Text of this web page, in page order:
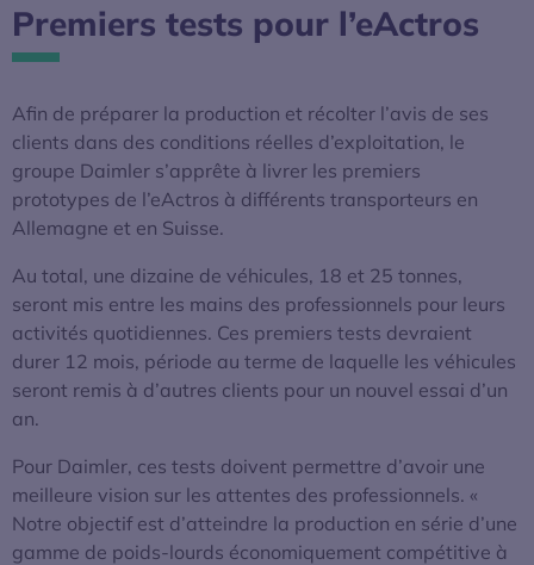
Premiers tests pour l’eActros
Afin de préparer la production et récolter l’avis de ses
clients dans des conditions réelles d’exploitation, le
groupe Daimler s’apprête à livrer les premiers
prototypes de l’eActros à différents transporteurs en
Allemagne et en Suisse.
Au total, une dizaine de véhicules, 18 et 25 tonnes,
seront mis entre les mains des professionnels pour leurs
activités quotidiennes. Ces premiers tests devraient
durer 12 mois, période au terme de laquelle les véhicules
seront remis à d’autres clients pour un nouvel essai d’un
an.
Pour Daimler, ces tests doivent permettre d’avoir une
meilleure vision sur les attentes des professionnels. «
Notre objectif est d’atteindre la production en série d’une
gamme de poids-lourds économiquement compétitive à